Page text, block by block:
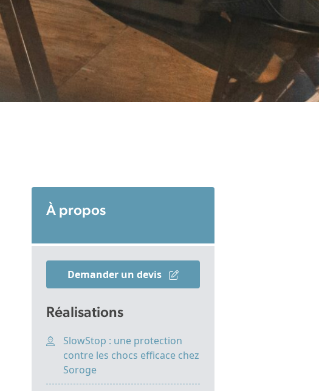
À propos
Demander un devis
Réalisations
SlowStop : une protection
contre les chocs efficace chez
Soroge